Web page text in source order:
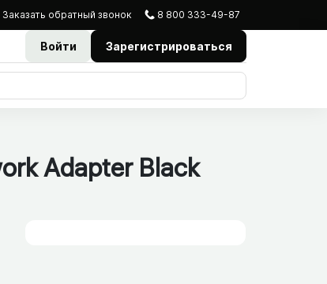
Заказать обратный звонок 8 800 333-49-87
Войти Зарегистрироваться
Adapter Black